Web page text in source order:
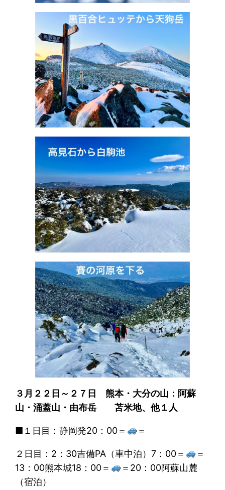
３月２２日～２７日 熊本・大分の山：阿蘇
山・涌蓋山・由布岳 苫米地、他１人
■１日目：静岡発20：00＝ ＝
２日目：2：30吉備PA（車中泊）7：00＝
＝
13：00熊本城18：00＝
＝20：00阿蘇山麓
（宿泊）